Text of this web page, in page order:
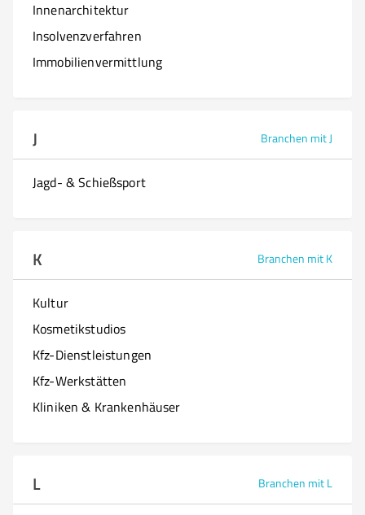
Innenarchitektur
Insolvenzverfahren
Immobilienvermittlung
J Branchen mit J
Jagd- & Schießsport
K Branchen mit K
Kultur
Kosmetikstudios
Kfz-Dienstleistungen
Kfz-Werkstätten
Kliniken & Krankenhäuser
L Branchen mit L